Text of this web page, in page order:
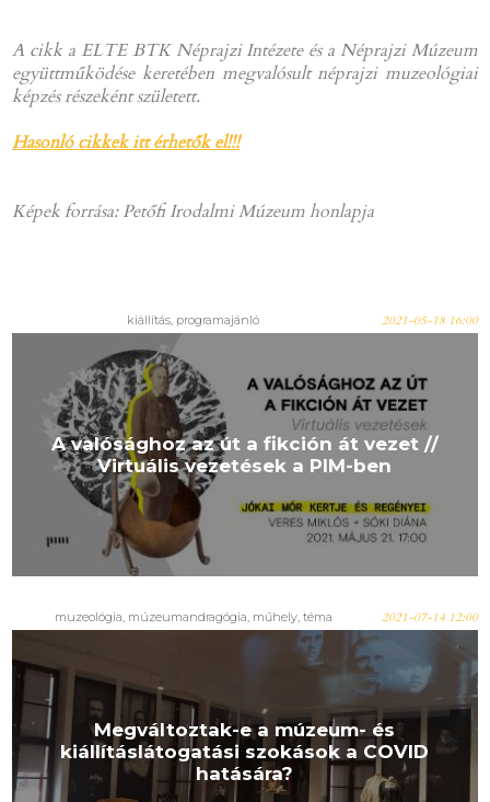
A cikk a ELTE BTK Néprajzi Intézete és a Néprajzi Múzeum
együttműködése keretében megvalósult néprajzi muzeológiai
képzés részeként született.
Hasonló cikkek itt érhetők el!!!
Képek forrása: Petőfi Irodalmi Múzeum honlapja
kiállítás, programajánló 2021-05-18 16:00
A valósághoz az út a fikción át vezet //
Virtuális vezetések a PIM-ben
muzeológia, múzeumandragógia, műhely, téma 2021-07-14 12:00
Megváltoztak-e a múzeum- és
kiállításlátogatási szokások a COVID
hatására?